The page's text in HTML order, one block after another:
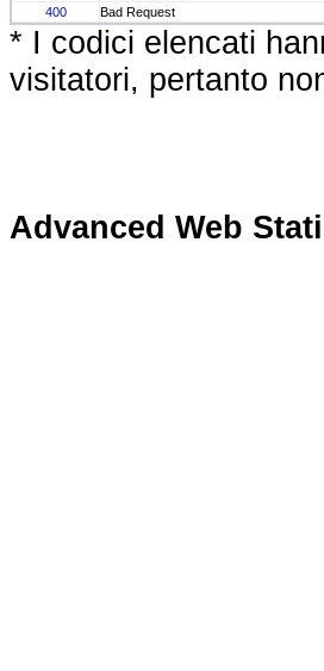
400
Bad Request
* I codici elencati
visitatori, pertanto
Advanced Web